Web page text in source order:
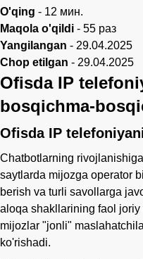
O'qing - 12 мин.
Maqola o'qildi - 55 раз
Yangilangan - 29.04.2025
Chop etilgan - 29.04.2025
Ofisda IP
bosqichma-
Ofisda IP
Chatbotlarning
saytlarda mijozga operator
berish va turli savollarga
aloqa shakllarining faol
mijozlar "jonli"
ko'rishadi.